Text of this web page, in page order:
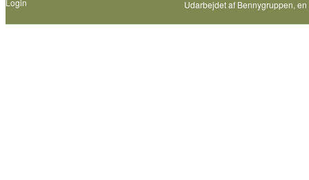
Login Udarbejdet af Bennygruppen,